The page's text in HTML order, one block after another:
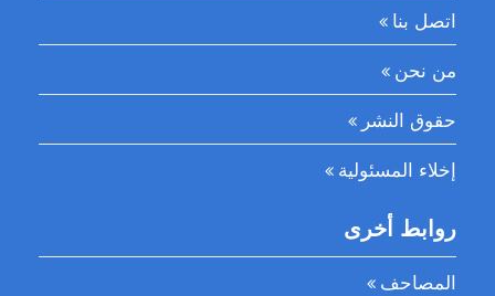
اتصل بنا
من نحن
حقوق النشر
إخلاء المسئولية
روابط أخرى
المصاحف